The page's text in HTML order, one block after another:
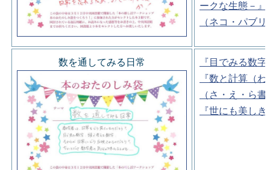
ークな生態－
（ネコ・パブ
数を通してみる日常
『目でみる数
『数と計算（
（さ・え・ら
『世にも美し